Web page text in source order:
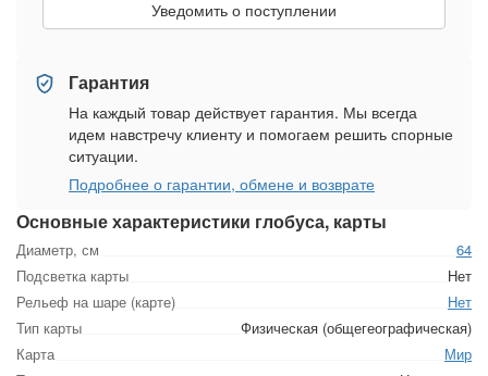
Основные характеристики глобуса, карты
Диаметр, см
64
Подсветка карты
Нет
Рельеф на шаре (карте)
Нет
Тип карты
Физическая (общегеографическая)
Карта
Мир
Уведомить о поступлении
Гарантия
На каждый товар действует гарантия. Мы всегда
идем навстречу клиенту и помогаем решить спорные
ситуации.
Подробнее о гарантии, обмене и возврате